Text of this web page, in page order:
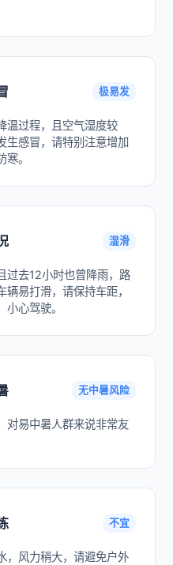
极易发
温过程，且空气湿度较
生感冒，请特别注意增加
寒。
湿滑
过去12小时也曾降雨，路
辆易打滑，请保持车距，
小心驾驶。
无中暑风险
对易中暑人群来说非常友
不宜
，风力稍大，请避免户外